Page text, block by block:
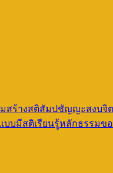
มสร้างสติสัมปชัญญะสงบจิ
บมีสติเรียนรู้หลักธรรมข